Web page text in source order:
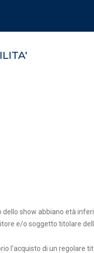
show abbiano età
e/o soggetto titolare
l’acquisto di un regolare